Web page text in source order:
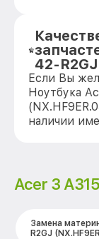
42-
Если Вы
Ноутбука
наличии
Acer 3
Замена
R2GJ